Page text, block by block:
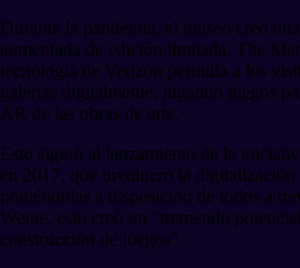
Durante la pandemia, el museo creó
aumentada de edición limitada, The
tecnología de Verizon permitía a los
galerías digitalmente, jugando juegos
AR de las obras de arte.
Esto siguió al lanzamiento de la
en 2017, que involucró la digitalización
poniéndolas a disposición de todos a
Weine, esto creó un "tremendo
construcción de juegos".